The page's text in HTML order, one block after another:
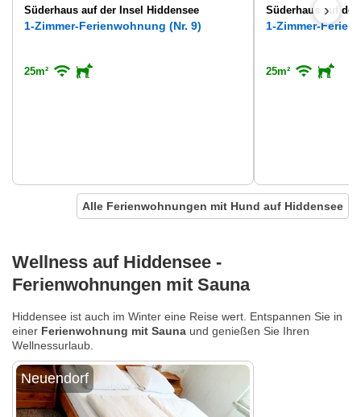
Süderhaus auf der Insel Hiddensee
1-Zimmer-Ferienwohnung (Nr. 9)
25m²
Süderhaus auf
1-Zimmer-
25m²
›
Alle Ferienwohnungen mit Hund auf Hiddensee
Wellness auf Hiddensee -
Ferienwohnungen mit Sauna
Hiddensee ist auch im Winter eine Reise wert. Entspannen Sie in
einer Ferienwohnung mit Sauna und genießen Sie Ihren
Wellnessurlaub.
Neuendorf